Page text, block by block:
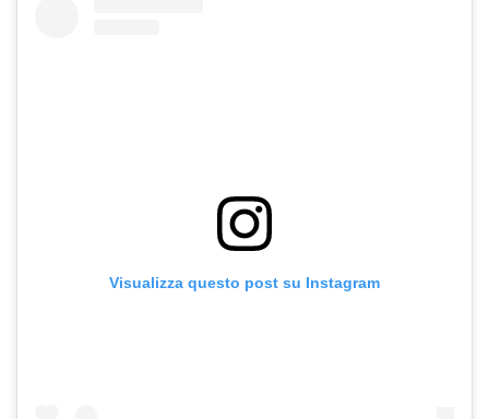
Visualizza questo post su Instagram